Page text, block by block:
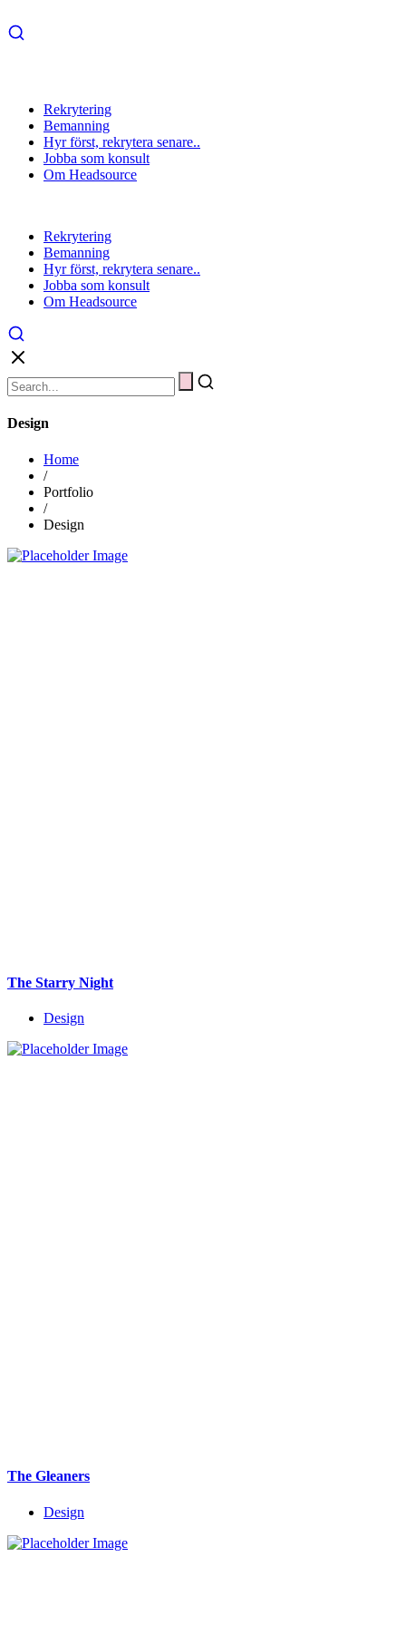
Rekrytering
Bemanning
Hyr först, rekrytera senare..
Jobba som konsult
Om Headsource
Rekrytering
Bemanning
Hyr först, rekrytera senare..
Jobba som konsult
Om Headsource
Design
Home
/
Portfolio
/
Design
The Starry Night
Design
The Gleaners
Design